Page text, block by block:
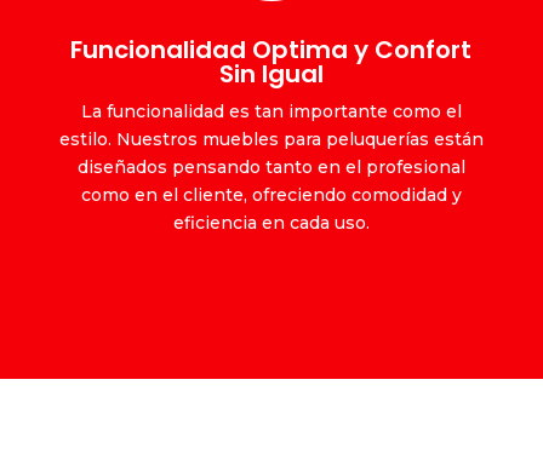
Funcionalidad Optima y Confort
Sin Igual
La funcionalidad es tan importante como el
estilo. Nuestros muebles para peluquerías están
diseñados pensando tanto en el profesional
como en el cliente, ofreciendo comodidad y
eficiencia en cada uso.